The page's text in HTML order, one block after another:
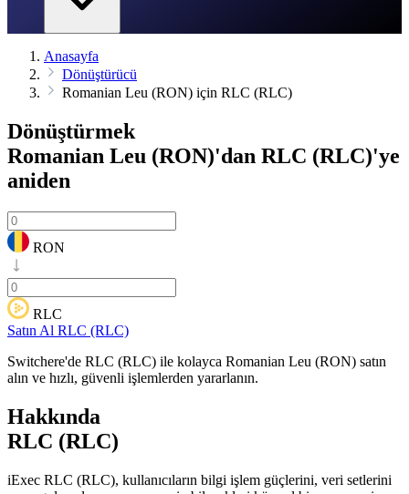
Anasayfa
Dönüştürücü
Romanian Leu (RON) için RLC (RLC)
Dönüştürmek
Romanian Leu (RON)'dan RLC (RLC)'ye
aniden
RON
RLC
Satın Al RLC (RLC)
Switchere'de RLC (RLC) ile kolayca Romanian Leu (RON) satın
alın ve hızlı, güvenli işlemlerden yararlanın.
Hakkında
RLC (RLC)
iExec RLC (RLC), kullanıcıların bilgi işlem güçlerini, veri setlerini